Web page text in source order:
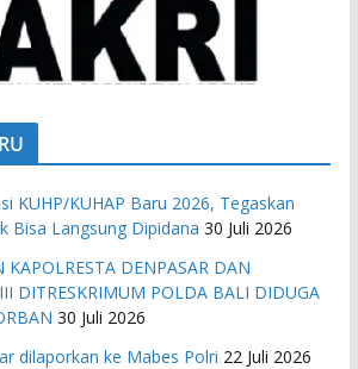
KUHP/KUHAP Baru 2026, Tegaskan
Bisa Langsung Dipidana 30 Juli 2026
KAPOLRESTA DENPASAR DAN
DITRESKRIMUM POLDA BALI DIDUGA
30 Juli 2026
dilaporkan ke Mabes Polri 22 Juli 2026